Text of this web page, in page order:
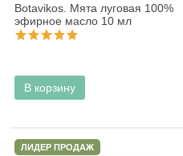
Botavikos. Мята луговая 100%
эфирное масло 10 мл
В корзину
ЛИДЕР ПРОДАЖ